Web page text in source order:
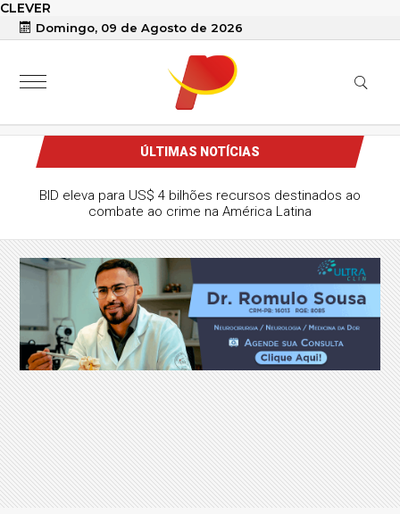
CLEVER
Domingo, 09 de Agosto de 2026
ÚLTIMAS NOTÍCIAS
BID eleva para US$ 4 bilhões recursos destinados ao
combate ao crime na América Latina